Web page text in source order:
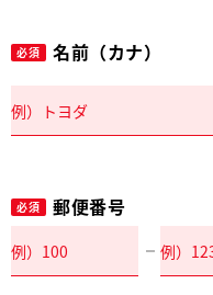
必須 名前（カナ）
必須 郵便番号